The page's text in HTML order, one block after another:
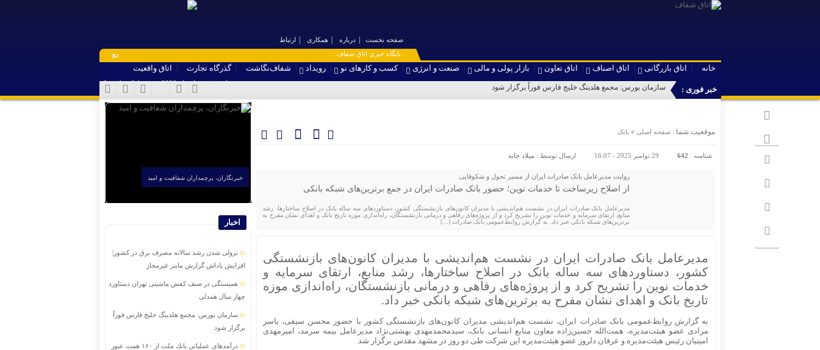
صفحه نخست درباره همکاری
ارتباط
۞ پایگاه خبری اتاق شفاف :
روشن تر از خبر | روشن تر از خبر | روشن تر از خبر |
خانه اتاق بازرگانی اتاق اصناف اتاق تعاون بازار پولی و مالی صنعت و انرژی کسب و کارهای نو رویداد شفاف‌نگاشت گذرگاه تجارت اتاق واقعیت
شنبه, ۱۷ مرداد , ۱۴۰۵ برابر با - Saturday, 8 August , 2026
خبر فوری : سازمان بورس: مجمع هلدینگ خلیج فارس فوراً برگزار شود
موقعیت شما : صفحه اصلی » بانک
شناسه : 642 29 نوامبر 2025 - 16:07 ارسال توسط : میلاد جانه
روایت مدیرعامل بانک صادرات ایران از مسیر تحول و شکوفایی:
از اصلاح زیرساخت تا خدمات نوین؛ حضور بانک صادرات ایران در جمع برترین‌های شبکه بانکی
​مدیرعامل بانک صادرات ایران در نشست هم‌اندیشی با مدیران کانون‌های بازنشستگی کشور، دستاوردهای سه ساله بانک در اصلاح ساختارها، رشد
منابع، ارتقای سرمایه و خدمات نوین را تشریح کرد و از پروژه‌های رفاهی و درمانی بازنشستگان، راه‌اندازی موزه تاریخ بانک و اهدای نشان مفرح به
برترین‌های شبکه بانکی خبر داد. به گزارش روابط‌عمومی بانک صادرات […]
​مدیرعامل بانک صادرات ایران در نشست هم‌اندیشی با مدیران کانون‌های بازنشستگی
کشور، دستاوردهای سه ساله بانک در اصلاح ساختارها، رشد منابع، ارتقای سرمایه و
خدمات نوین را تشریح کرد و از پروژه‌های رفاهی و درمانی بازنشستگان، راه‌اندازی موزه
تاریخ بانک و اهدای نشان مفرح به برترین‌های شبکه بانکی خبر داد.
به گزارش روابط‌عمومی بانک صادرات ایران، نشست هم‌اندیشی مدیران کانون‌های بازنشستگی کشور با حضور محسن سیفی، یاسر
مرادی عضو هیئت‌مدیره، همت‌الله حسین‌زاده معاون منابع انسانی بانک، سیدمحمدمهدی بهشتی‌نژاد مدیرعامل بیمه سرمد، امیرمهدی
امینیان رئیس هیئت‌مدیره و عرفان دلروز عضو هیئت‌مدیره این شرکت طی دو روز در مشهد مقدس برگزار شد.
خبرنگاران، پرچمداران شفافیت و امید
اخبار
نزولی شدن رشد سالانه مصرف برق در کشور|
افزایش پاداش گزارش ماینر غیرمجاز
همبستگی در صنف کفش ماشینی تهران دستاورد
چهار سال همدلی
سازمان بورس: مجمع هلدینگ خلیج فارس فوراً
برگزار شود
درآمدهای عملیاتی بانك ملت از ۱۶۰ همت عبور